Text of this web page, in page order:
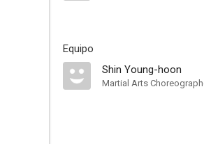
Equipo
Shin Young-hoon
Martial Arts